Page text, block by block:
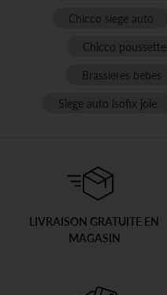
Chicco siege auto
Chicco poussette
Brassieres bebes
Siege auto isofix joie
LIVRAISON GRATUITE EN
MAGASIN